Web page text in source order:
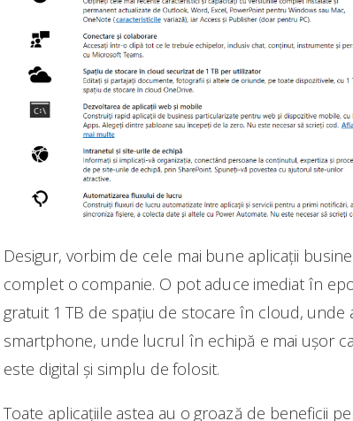
Desigur, vorbim de cele mai bune aplicații
complet o companie. O pot aduce imediat în
gratuit 1 TB de spațiu de stocare în cloud,
smartphone, unde lucrul în echipă e mai ușor
este digital și simplu de folosit.
Toate aplicațiile astea au o groază de beneficii